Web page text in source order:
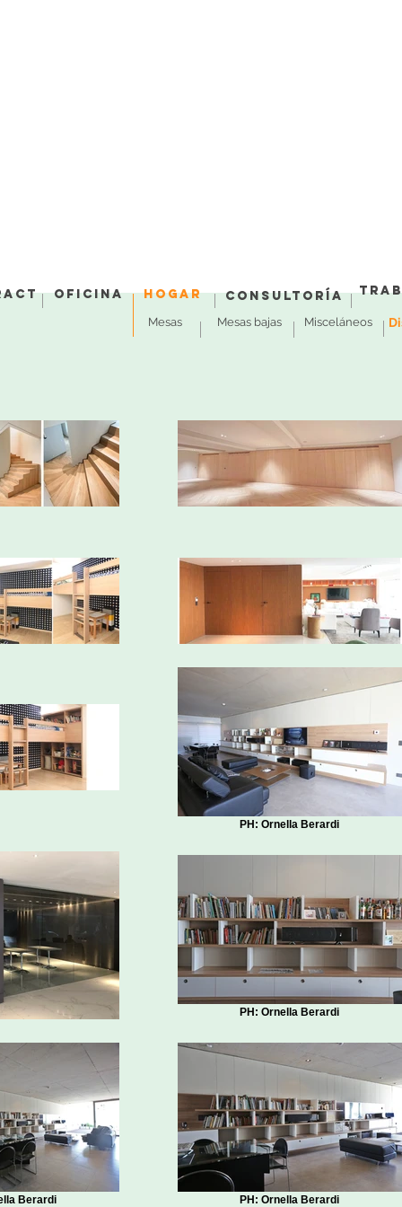
Oficina Hogar
Mesas
Consultoría
Misceláneos
Mesas bajas
PH: Ornella Berardi
PH: Ornella Berardi
Berardi PH: Ornella Berardi